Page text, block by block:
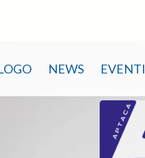
NEWS EVENTI